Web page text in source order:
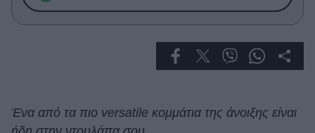
Success Stories
Deco
Ένα από τα πιο versatile κομμάτια της άνοιξης είναι